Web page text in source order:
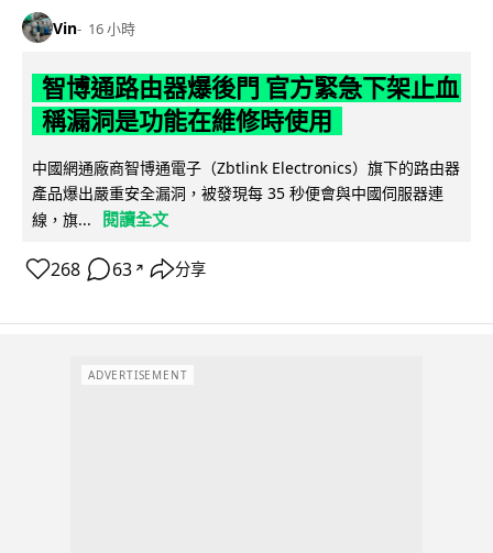
Vin 16 小時
智博通路由器爆後門 官方緊急下架止血
稱漏洞是功能在維修時使用
中國網通廠商智博通電子（Zbtlink Electronics）旗下的路由器
產品爆出嚴重安全漏洞，被發現每 35 秒便會與中國伺服器連
線，旗...
閱讀全文
268 63 ↗ 分享
ADVERTISEMENT